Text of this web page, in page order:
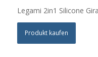
Legami 2in1 Silicone
Produkt kaufen